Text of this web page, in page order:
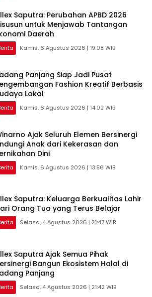
Saputra: Perubahan APBD 2026
untuk Menjawab Tantangan
Daerah
Kamis, 6 Agustus 2026 | 19:08 WIB
Panjang Siap Jadi Pusat
Fashion Kreatif Berbasis
Lokal
Kamis, 6 Agustus 2026 | 14:02 WIB
Ajak Seluruh Elemen Bersinergi
Anak dari Kekerasan dan
Dini
Kamis, 6 Agustus 2026 | 13:56 WIB
Saputra: Keluarga Berkualitas Lahir
Orang Tua yang Terus Belajar
Selasa, 4 Agustus 2026 | 21:47 WIB
Saputra Ajak Semua Pihak
Bangun Ekosistem Halal di
Panjang
Selasa, 4 Agustus 2026 | 21:42 WIB